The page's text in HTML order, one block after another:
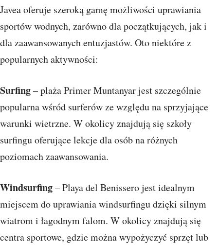
Javea oferuje szeroką gamę możliwości uprawiania
sportów wodnych, zarówno dla początkujących, jak i
dla zaawansowanych entuzjastów. Oto niektóre z
popularnych aktywności:
Surfing– plaża Primer Muntanyar jest szczególnie
popularna wśród surferów ze względu na sprzyjające
warunki wietrzne. W okolicy znajdują się szkoły
surfingu oferujące lekcje dla osób na różnych
poziomach zaawansowania.
Windsurfing– Playa del Benissero jest idealnym
miejscem do uprawiania windsurfingu dzięki silnym
wiatrom i łagodnym falom. W okolicy znajdują się
centra sportowe, gdzie można wypożyczyć sprzęt lub